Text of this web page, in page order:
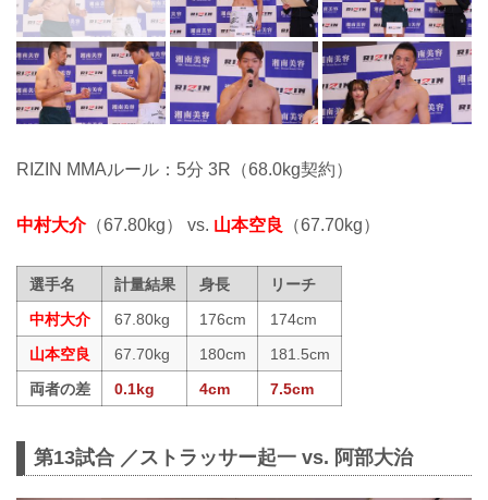
RIZIN MMAルール：5分 3R（68.0kg契約）
中村大介（67.80kg） vs. 山本空良 （67.70kg）
選手名 計量結果 身長
リーチ
中村大介
67.80kg 176cm
174cm
山本空良
67.70kg 180cm
181.5cm
両者の差
0.1kg 4cm 7.5cm
第13試合 ／ストラッサー起一 vs. 阿部大治